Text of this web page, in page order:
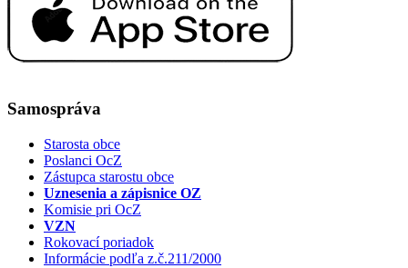
Samospráva
Starosta obce
Poslanci OcZ
Zástupca starostu obce
Uznesenia a zápisnice OZ
Komisie pri OcZ
VZN
Rokovací poriadok
Informácie podľa z.č.211/2000